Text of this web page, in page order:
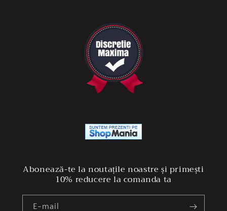
Abonează-te la noutațile noastre și primești
10% reducere la comanda ta
E-mail